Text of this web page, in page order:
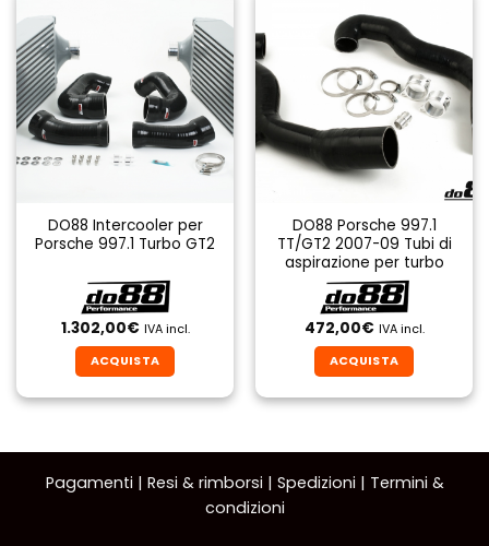
DO88 Intercooler per
Porsche 997.1 Turbo GT2
1.302,00€ IVA incl.
ACQUISTA
DO88 Porsche 997.1
TT/GT2 2007-09 Tubi di
aspirazione per turbo
472,00€ IVA incl.
ACQUISTA
Pagamenti | Resi & rimborsi | Spedizioni | Termini &
condizioni